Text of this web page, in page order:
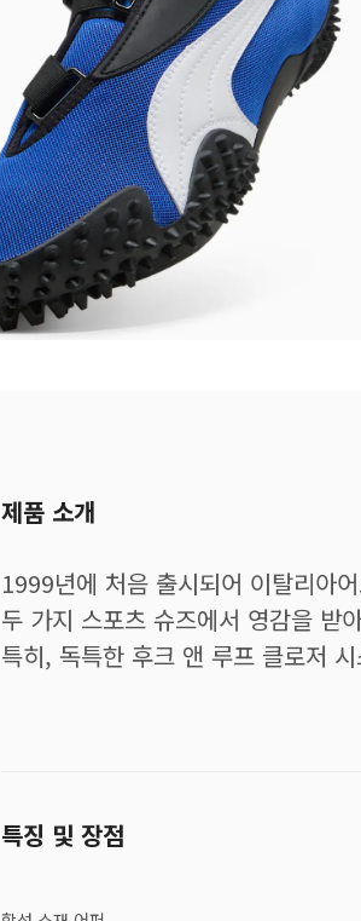
제품 소개
1999년에 처음 출시되어 이탈리아
두 가지 스포츠 슈즈에서 영감을 받
특히, 독특한 후크 앤 루프 클로저
특징 및 장점